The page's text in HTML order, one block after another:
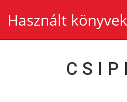
Használt könyvek